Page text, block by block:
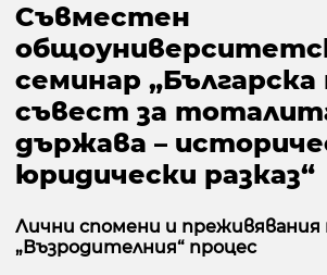
Съвместен
семинар
съвест за
държава –
юридически разказ“
Лични спомени и
„Възродителния“ процес